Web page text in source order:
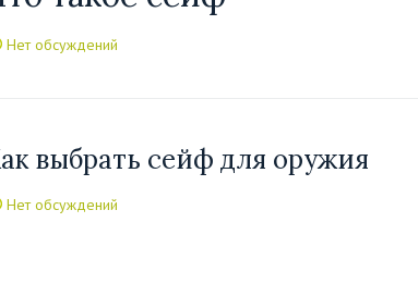
Нет обсуждений
выбрать сейф для оружия
Нет обсуждений